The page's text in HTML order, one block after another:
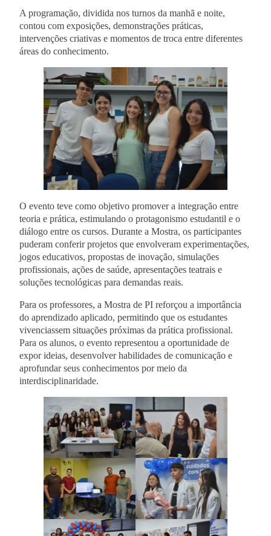
A programação, dividida nos turnos da manhã e noite,
contou com exposições, demonstrações práticas,
intervenções criativas e momentos de troca entre diferentes
áreas do conhecimento.
O evento teve como objetivo promover a integração entre
teoria e prática, estimulando o protagonismo estudantil e o
diálogo entre os cursos. Durante a Mostra, os participantes
puderam conferir projetos que envolveram experimentações,
jogos educativos, propostas de inovação, simulações
profissionais, ações de saúde, apresentações teatrais e
soluções tecnológicas para demandas reais.
Para os professores, a Mostra de PI reforçou a importância
do aprendizado aplicado, permitindo que os estudantes
vivenciassem situações próximas da prática profissional.
Para os alunos, o evento representou a oportunidade de
expor ideias, desenvolver habilidades de comunicação e
aprofundar seus conhecimentos por meio da
interdisciplinaridade.